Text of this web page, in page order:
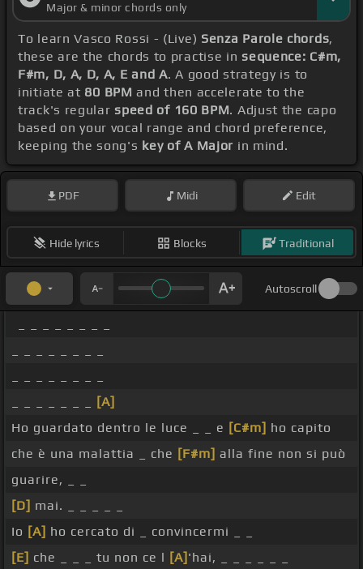
Major & minor chords only
To learn Vasco Rossi - (Live) Senza Parole chords,
these are the chords to practise insequence: C#m,
F#m, D, A, D, A, E and A. A good strategy is to
initiate at 80 BPM and then accelerate to the
track's regularspeed of 160 BPM. Adjust the capo
based on your vocal range and chord preference,
keeping the song's key of A Major in mind.
PDF Midi Edit
Hide lyrics Blocks Traditional
Autoscroll
[A]
Ho guardato dentro le luce _ _ e [C#m] ho capito
che è una malattia _ che [F#m] alla fine non si può
guarire, _ _
[D] mai. _ _ _ _ _
Io [A] ho cercato di _ convincermi _ _
[E] che _ _ _ tu non ce l [A] 'hai, _ _ _ _ _ _